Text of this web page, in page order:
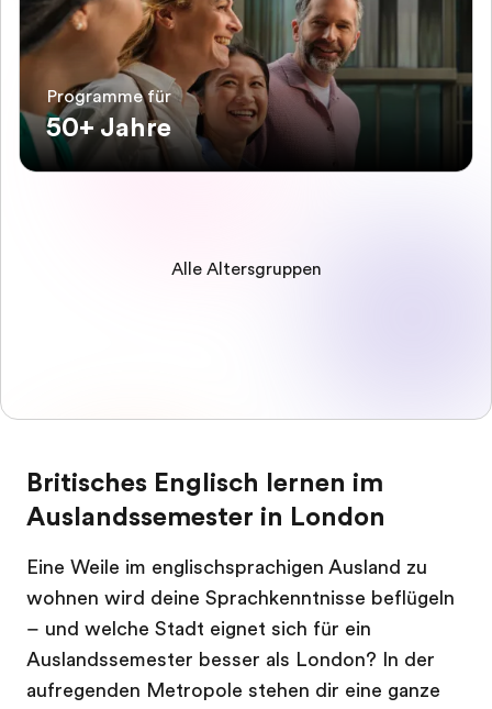
Programme für
50+ Jahre
Alle Altersgruppen
Britisches Englisch lernen im
Auslandssemester in London
Eine Weile im englischsprachigen Ausland zu
wohnen wird deine Sprachkenntnisse beflügeln
– und welche Stadt eignet sich für ein
Auslandssemester besser als London? In der
aufregenden Metropole stehen dir eine ganze